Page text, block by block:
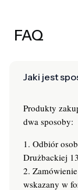
FAQ
Jaki jest
Produkty
dwa sposoby:
1. Odbiór
Drużbackiej
2.
wskazany w